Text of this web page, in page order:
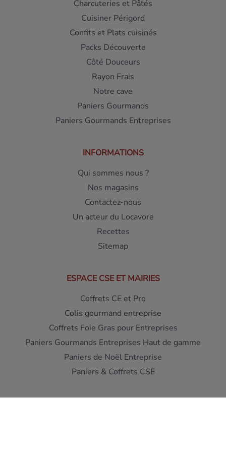
Charcuteries et Pâtés
Cuisiner Périgord
Confits et Plats cuisinés
Packs Découverte
Côté Douceurs
Rayon Frais
Notre cave
Paniers Gourmands
Paniers Gourmands Entreprises
INFORMATIONS
Qui sommes nous ?
Nos magasins
Contactez-nous
Un acteur du Locavore
Recettes
Sitemap
ESPACE CSE ET MAIRIES
Coffrets CE et Pro
Colis gourmand entreprise
Coffrets Foie Gras pour Entreprises
Paniers Gourmands Entreprises Haut de gamme
Paniers de Noël Entreprise
Paniers & Coffrets CSE